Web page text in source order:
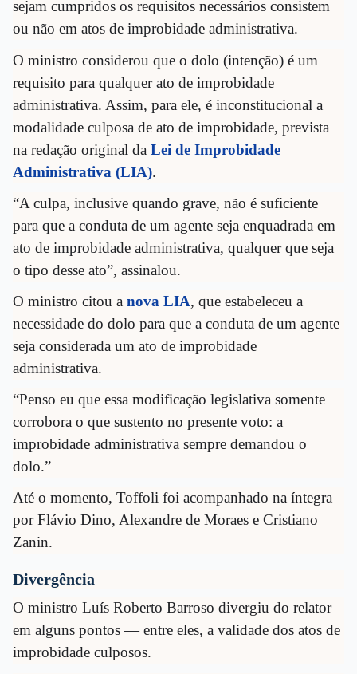
sejam cumpridos os requisitos necessários consistem
ou não em atos de improbidade administrativa.
O ministro considerou que o dolo (intenção) é um
requisito para qualquer ato de improbidade
administrativa. Assim, para ele, é inconstitucional a
modalidade culposa de ato de improbidade, prevista
na redação original da Lei de Improbidade
Administrativa (LIA).
“A culpa, inclusive quando grave, não é suficiente
para que a conduta de um agente seja enquadrada em
ato de improbidade administrativa, qualquer que seja
o tipo desse ato”, assinalou.
O ministro citou a nova LIA, que estabeleceu a
necessidade do dolo para que a conduta de um agente
seja considerada um ato de improbidade
administrativa.
“Penso eu que essa modificação legislativa somente
corrobora o que sustento no presente voto: a
improbidade administrativa sempre demandou o
dolo.”
Até o momento, Toffoli foi acompanhado na íntegra
por Flávio Dino, Alexandre de Moraes e Cristiano
Zanin.
Divergência
O ministro Luís Roberto Barroso divergiu do relator
em alguns pontos — entre eles, a validade dos atos de
improbidade culposos.